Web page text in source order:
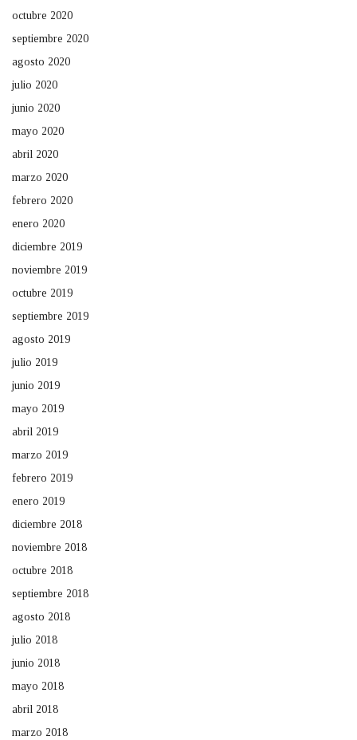
octubre 2020
septiembre 2020
agosto 2020
julio 2020
junio 2020
mayo 2020
abril 2020
marzo 2020
febrero 2020
enero 2020
diciembre 2019
noviembre 2019
octubre 2019
septiembre 2019
agosto 2019
julio 2019
junio 2019
mayo 2019
abril 2019
marzo 2019
febrero 2019
enero 2019
diciembre 2018
noviembre 2018
octubre 2018
septiembre 2018
agosto 2018
julio 2018
junio 2018
mayo 2018
abril 2018
marzo 2018